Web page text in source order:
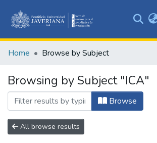
&
All of DSpace
Home Browse by Subject
Browsing by Subject "ICA"
Browse
All browse results